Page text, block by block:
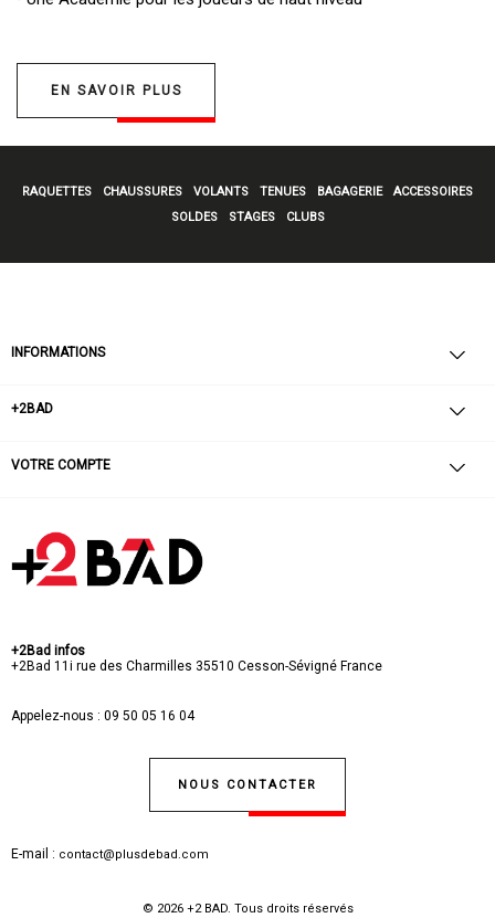
EN SAVOIR PLUS
RAQUETTES CHAUSSURES VOLANTS TENUES BAGAGERIE
ACCESSOIRES
SOLDES
STAGES CLUBS
INFORMATIONS
+2BAD
VOTRE COMPTE
+2Bad infos
+2Bad 11i rue des Charmilles 35510 Cesson-Sévigné France
Appelez-nous : 09 50 05 16 04
NOUS CONTACTER
E-mail : contact@plusdebad.com
© 2026 +2 BAD. Tous droits réservés